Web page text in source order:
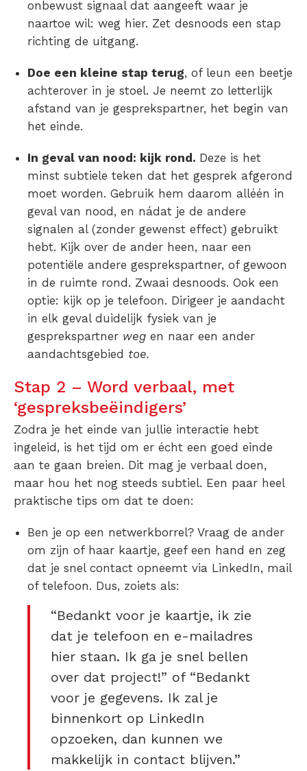
onbewust signaal dat aangeeft waar je
naartoe wil: weg hier. Zet desnoods een stap
richting de uitgang.
Doe een kleine stap terug, of leun een beetje
achterover in je stoel. Je neemt zo letterlijk
afstand van je gesprekspartner, het begin van
het einde.
In geval van nood: kijk rond. Deze is het
minst subtiele teken dat het gesprek afgerond
moet worden. Gebruik hem daarom alléén in
geval van nood, en nádat je de andere
signalen al (zonder gewenst effect) gebruikt
hebt. Kijk over de ander heen, naar een
potentiële andere gesprekspartner, of gewoon
in de ruimte rond. Zwaai desnoods. Ook een
optie: kijk op je telefoon. Dirigeer je aandacht
in elk geval duidelijk fysiek van je
gesprekspartner weg en naar een ander
aandachtsgebied toe.
Stap 2 – Word verbaal, met
‘gespreksbeëindigers’
Zodra je het einde van jullie interactie hebt
ingeleid, is het tijd om er écht een goed einde
aan te gaan breien. Dit mag je verbaal doen,
maar hou het nog steeds subtiel. Een paar heel
praktische tips om dat te doen:
Ben je op een netwerkborrel? Vraag de ander
om zijn of haar kaartje, geef een hand en zeg
dat je snel contact opneemt via LinkedIn, mail
of telefoon. Dus, zoiets als:
“Bedankt voor je kaartje, ik zie
dat je telefoon en e-mailadres
hier staan. Ik ga je snel bellen
over dat project!” of “Bedankt
voor je gegevens. Ik zal je
binnenkort op LinkedIn
opzoeken, dan kunnen we
makkelijk in contact blijven.”